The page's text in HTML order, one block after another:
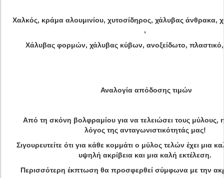
Χαλκός, κράμα αλουμινίου, χυτοσίδηρος, χάλυβας άνθρακα,
,
Χάλυβας φορμών, χάλυβας κύβων, ανοξείδωτο,
Αναλογία απόδοσης τιμών
Από τη σκόνη βολφραμίου για να τελειώσει τους μύλους,
λόγος της ανταγωνιστικότητάς μας!
Σιγουρευτείτε ότι για κάθε κομμάτι ο μύλος τελών έχει μια
υψηλή ακρίβεια και μια καλή εκτέλεση.
Περισσότερη έκπτωση θα προσφερθεί σύμφωνα με την